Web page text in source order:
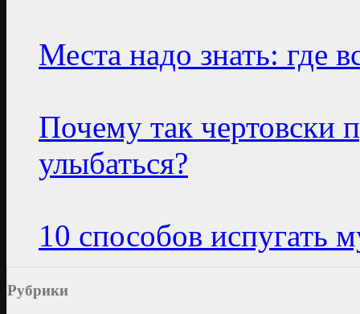
Места надо знать: где
Почему так чертовски
улыбаться?
10 способов испугать
Рубрики